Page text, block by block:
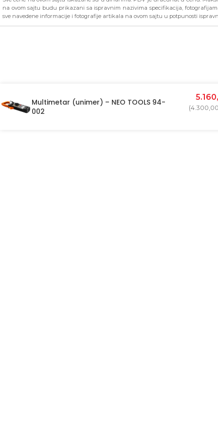
na ovom sajtu budu prikazani sa ispravnim nazivima specifikacija,
sve navedene informacije i fotografije artikala na ovom sajtu u potpunosti
Multimetar (unimer) – NEO TOOLS 94-
002
(4.300,00